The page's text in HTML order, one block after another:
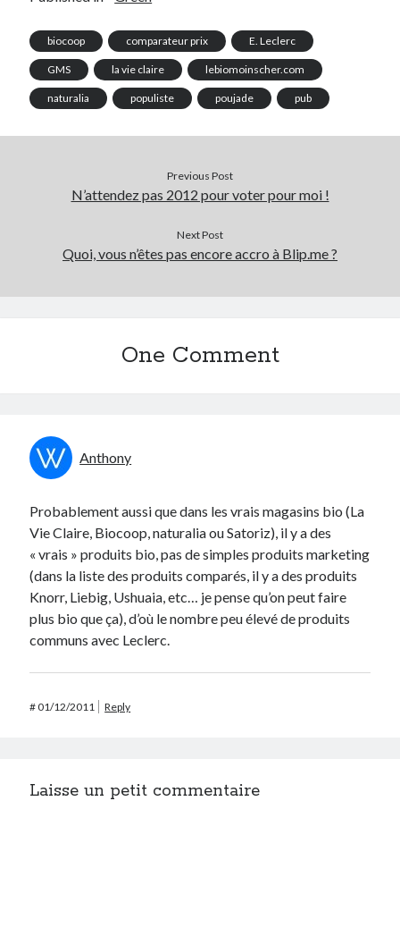
biocoop comparateur prix E. Leclerc
GMS la vie claire lebiomoinscher.com
naturalia populiste poujade pub
Previous Post
N’attendez pas 2012 pour voter pour moi !
Next Post
Quoi, vous n’êtes pas encore accro à Blip.me ?
One Comment
Anthony
Probablement aussi que dans les vrais magasins bio (La
Vie Claire, Biocoop, naturalia ou Satoriz), il y a des
« vrais » produits bio, pas de simples produits marketing
(dans la liste des produits comparés, il y a des produits
Knorr, Liebig, Ushuaia, etc… je pense qu’on peut faire
plus bio que ça), d’où le nombre peu élevé de produits
communs avec Leclerc.
#01/12/2011 Reply
Laisse un petit commentaire